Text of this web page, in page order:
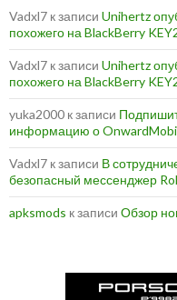
Vadxl7 к записи Unihertz
похожего на BlackBerry
Vadxl7 к записи Unihertz
похожего на BlackBerry
yuka2000 к записи
информацию о
Vadxl7 к записи В
безопасный мессенджер
apksmods к записи Обзор